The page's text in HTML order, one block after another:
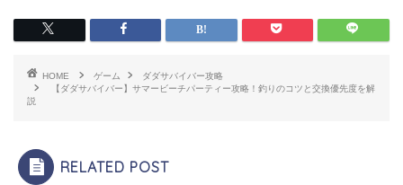
HOME ゲーム
ダダサバイバー攻略
【ダダサバイバー】サマービーチパーティー攻略！釣りのコツと交換優先度を解
説
RELATED POST